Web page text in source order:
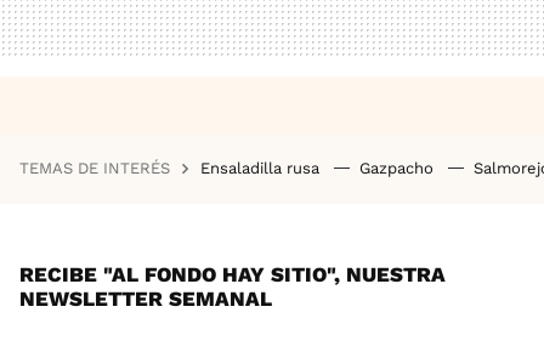
TEMAS DE INTERÉS Ensaladilla rusa Gazpacho
RECIBE "AL FONDO HAY SITIO", NUESTRA
NEWSLETTER SEMANAL